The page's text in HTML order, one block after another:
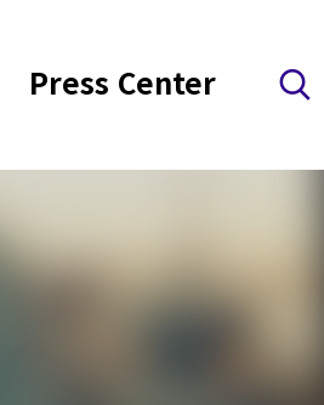
Press Center 검색 레이어 열기